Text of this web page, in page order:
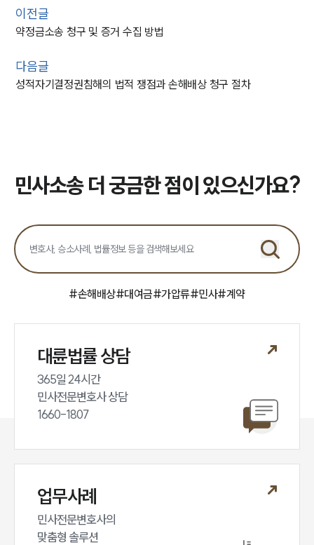
이전글
약정금소송 청구 및 증거 수집 방법
다음글
성적자기결정권침해의 법적 쟁점과 손해배상 청구 절차
민사소송 더 궁금한 점이 있으신가요?
#손해배상#대여금#가압류#민사#계약
대륜법률 상담
365일 24시간
민사전문변호사 상담
1660-1807
업무사례
민사전문변호사의
맞춤형 솔루션